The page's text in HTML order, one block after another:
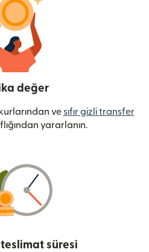
değer
ve sıfır gizli transfer
açılır)
yararlanın.
süresi